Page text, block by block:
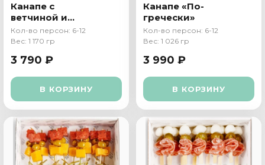
Канапе c
ветчиной и
сыром Чеддер
Кол-во персон: 6-12
Вес: 1 170 гр
3 790 ₽
В КОРЗИНУ
Канапе «По-
гречески»
Кол-во персон: 6-12
Вес: 1 026 гр
3 990 ₽
В КОРЗИНУ